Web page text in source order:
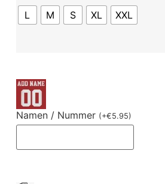
L M S XL XXL
Namen / Nummer (+€5.95)